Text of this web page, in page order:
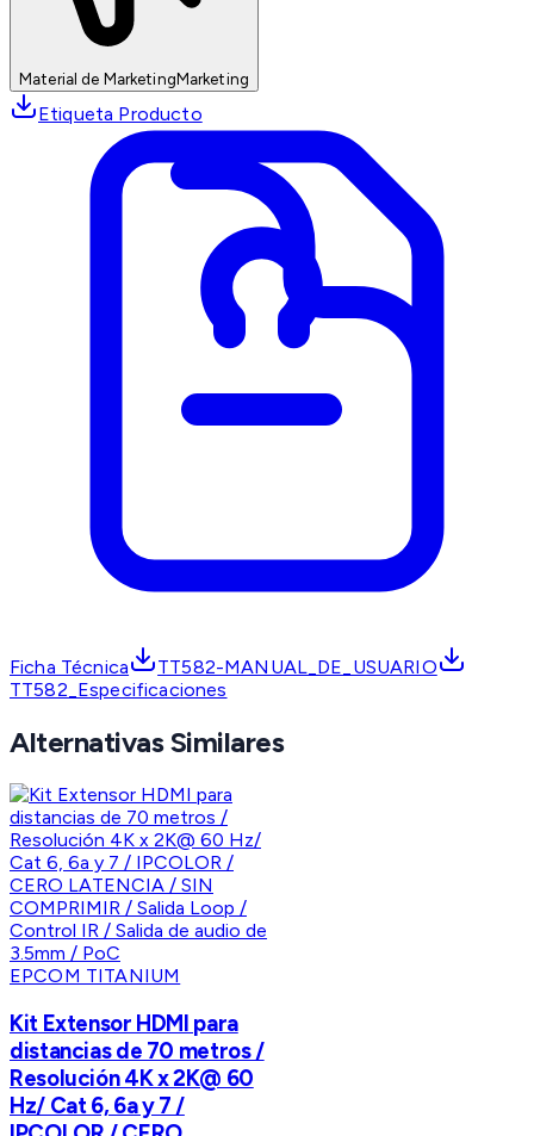
Material de MarketingMarketing
Etiqueta Producto
Ficha Técnica
TT582-MANUAL_DE_USUARIO
TT582_Especificaciones
Alternativas Similares
EPCOM TITANIUM
Kit Extensor HDMI para
distancias de 70 metros /
Resolución 4K x 2K@ 60
Hz/ Cat 6, 6a y 7 /